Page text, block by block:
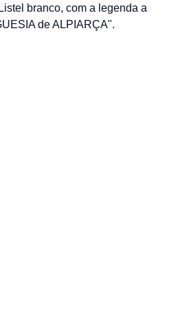
branco, com a legenda a
de ALPIARÇA".